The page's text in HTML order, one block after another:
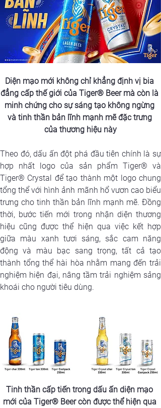
Diện mạo mới không chỉ khẳng định vị bia
đẳng cấp thế giới của Tiger® Beer mà còn là
minh chứng cho sự sáng tạo không ngừng
và tinh thần bản lĩnh mạnh mẽ đặc trưng
của thương hiệu này
Theo đó, dấu ấn đột phá đầu tiên chính là sự
hợp nhất logo của sản phẩm Tiger® và
Tiger® Crystal để tạo thành một logo chung
tổng thể với hình ảnh mãnh hổ vươn cao biểu
trưng cho tinh thần bản lĩnh mạnh mẽ. Đồng
thời, bước tiến mới trong nhận diện thương
hiệu cũng được thể hiện qua việc kết hợp
giữa màu xanh tươi sáng, sắc cam năng
động và màu bạc sang trọng, tất cả tạo
thành tổng thể hài hòa nhằm mang đến trải
nghiệm hiện đại, nâng tầm trải nghiệm sảng
khoái cho người tiêu dùng.
Tinh thần cấp tiến trong dấu ấn diện mạo
mới của Tiger® Beer còn được thể hiện qua